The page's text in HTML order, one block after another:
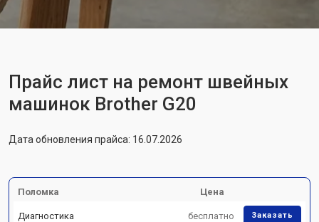
Прайс лист на ремонт швейных
машинок Brother G20
Дата обновления прайса: 16.07.2026
Поломка Цена
Диагностика бесплатно Заказать